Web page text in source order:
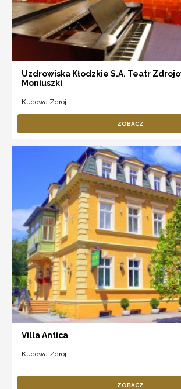
Uzdrowiska Kłodzkie S.A. Teatr
Moniuszki
Kudowa Zdrój
ZOBACZ
Villa Antica
Kudowa Zdrój
ZOBACZ